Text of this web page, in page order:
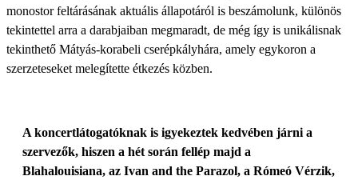
monostor feltárásának aktuális állapotáról is beszámolunk, különös
tekintettel arra a darabjaiban megmaradt, de még így is unikálisnak
tekinthető Mátyás-korabeli cserépkályhára, amely egykoron a
szerzeteseket melegítette étkezés közben.
A koncertlátogatóknak is igyekeztek kedvében járni a
szervezők, hiszen a hét során fellép majd a
Blahalouisiana, az Ivan and the Parazol, a Rómeó Vérzik,